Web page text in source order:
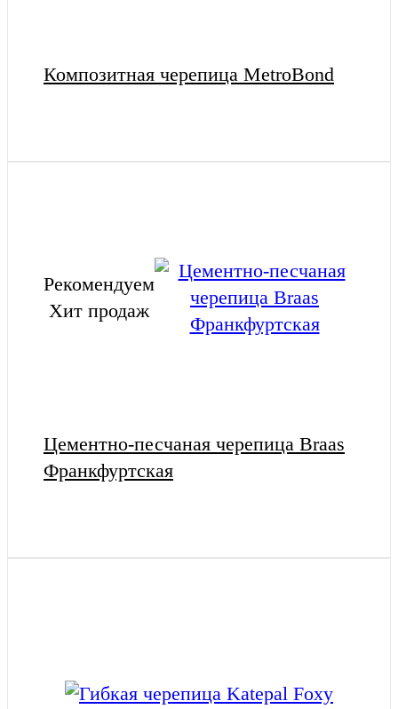
Композитная черепица MetroBond
Рекомендуем
Хит продаж
Цементно-песчаная черепица Braas
Франкфуртская